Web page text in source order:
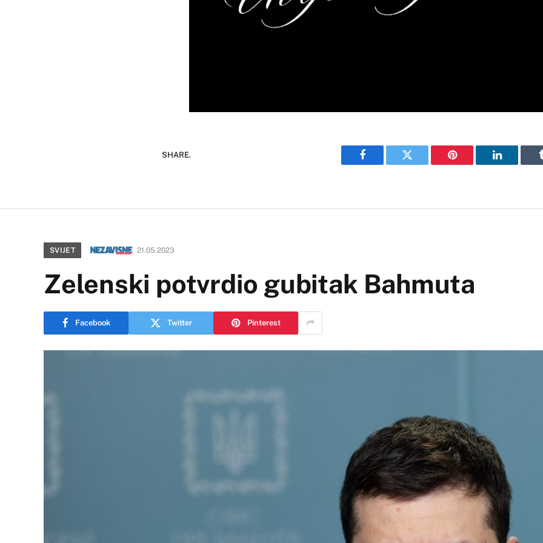
SHARE.
Facebook Twitter Pinterest LinkedIn
SVIJET 21.05.2023
Zelenski potvrdio gubitak Bahmuta
Facebook Twitter Pinterest